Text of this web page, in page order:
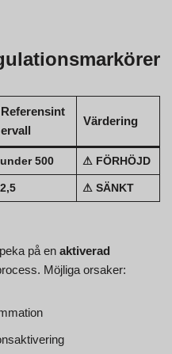
Referensint
ervall
Värdering
under 500 ⚠ FÖRHÖJD
2,5 ⚠ SÄNKT
peka på en aktiverad
Möjliga orsaker: